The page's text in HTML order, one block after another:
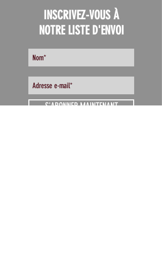
INSCRIVEZ-VOUS À
NOTRE LISTE D'ENVOI
S'ABONNER MAINTENANT